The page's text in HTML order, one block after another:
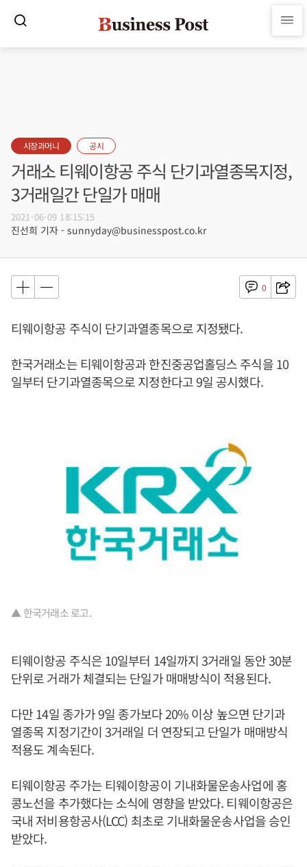
시장과머니 공시
거래소 티웨이항공 주식 단기과열종목지정,
3거래일간 단일가 매매
2021-06-09 18:15:15
진선희 기자 - sunnyday@businesspost.co.kr
0
티웨이항공 주식이 단기과열종목으로 지정됐다.
한국거래소는 티웨이항공과 한진중공업홀딩스 주식을 10
일부터 단기과열종목으로 지정한다고 9일 공시했다.
▲ 한국거래소 로고.
티웨이항공 주식은 10일부터 14일까지 3거래일 동안 30분
단위로 거래가 체결되는 단일가 매매방식이 적용된다.
다만 14일 종가가 9일 종가보다 20% 이상 높으면 단기과
열종목 지정기간이 3거래일 더 연장되고 단일가 매매방식
적용도 계속된다.
티웨이항공 주가는 티웨이항공이 기내화물운송사업에 홍
콩노선을 추가했다는 소식에 영향을 받았다. 티웨이항공은
국내 저비용항공사(LCC) 최초로 기내화물운송사업을 승인
받았다.